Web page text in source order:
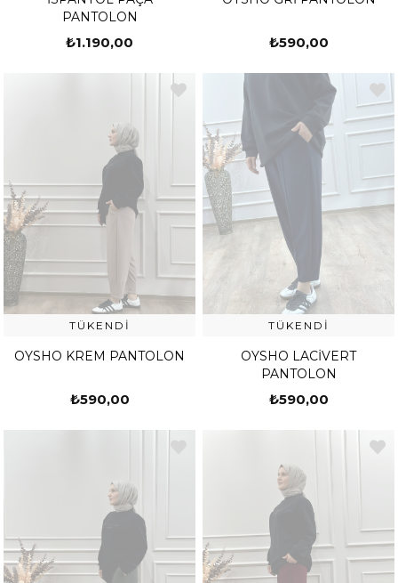
PANTOLON
₺1.190,00 ₺590,00
TÜKENDI
OYSHO KREM PANTOLON
₺590,00
TÜKENDI
OYSHO LACİVERT
PANTOLON
₺590,00